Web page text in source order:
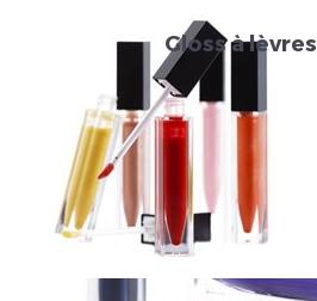
Gloss à lèvres